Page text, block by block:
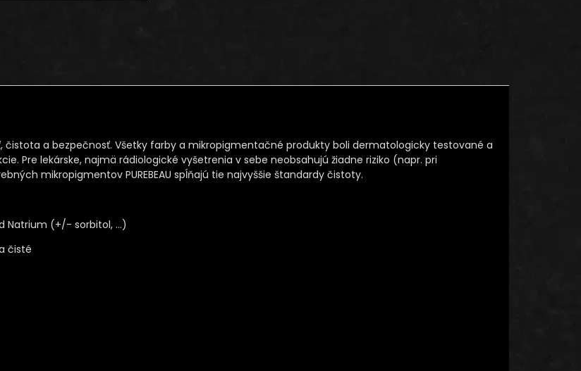
a bezpečnosť. Všetky farby a mikropigmentačné produkty boli dermatologicky testované a
Pre lekárske, najmä rádiologické vyšetrenia v sebe neobsahujú žiadne riziko (napr. pri
mikropigmentov PUREBEAU spĺňajú tie najvyššie štandardy čistoty.
Natrium (+/- sorbitol, …)
čisté